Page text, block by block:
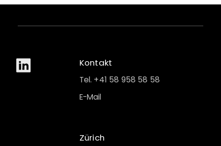
Kontakt
Tel. +41 58 958 58 58
E-Mail
Zürich